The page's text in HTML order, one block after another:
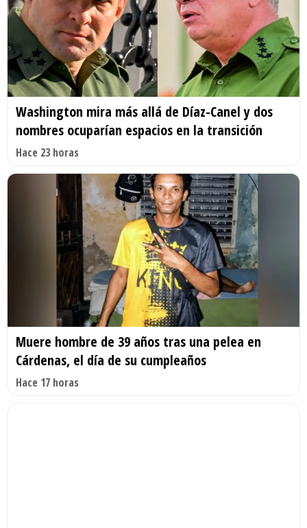
Washington mira más allá de Díaz-Canel y dos
nombres ocuparían espacios en la transición
Hace 23 horas
Muere hombre de 39 años tras una pelea en
Cárdenas, el día de su cumpleaños
Hace 17 horas